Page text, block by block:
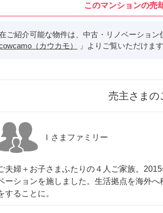
このマンションの売
ご紹介可能な物件は、中古・リノベーション
（カウカモ） 」よりご覧いただけます
売主さまの
Ｉさまファミリー
夫婦＋お子さまふたりの４人ご家族。
ーションを施しました。生活拠点を海外
することに。